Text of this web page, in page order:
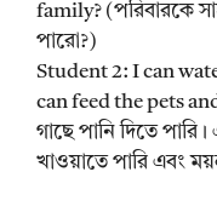
family? (পরিবারকে
পারো?)
Student 2: I can
can feed the pets
গাছে পানি দিতে
খাওয়াতে পারি এবং